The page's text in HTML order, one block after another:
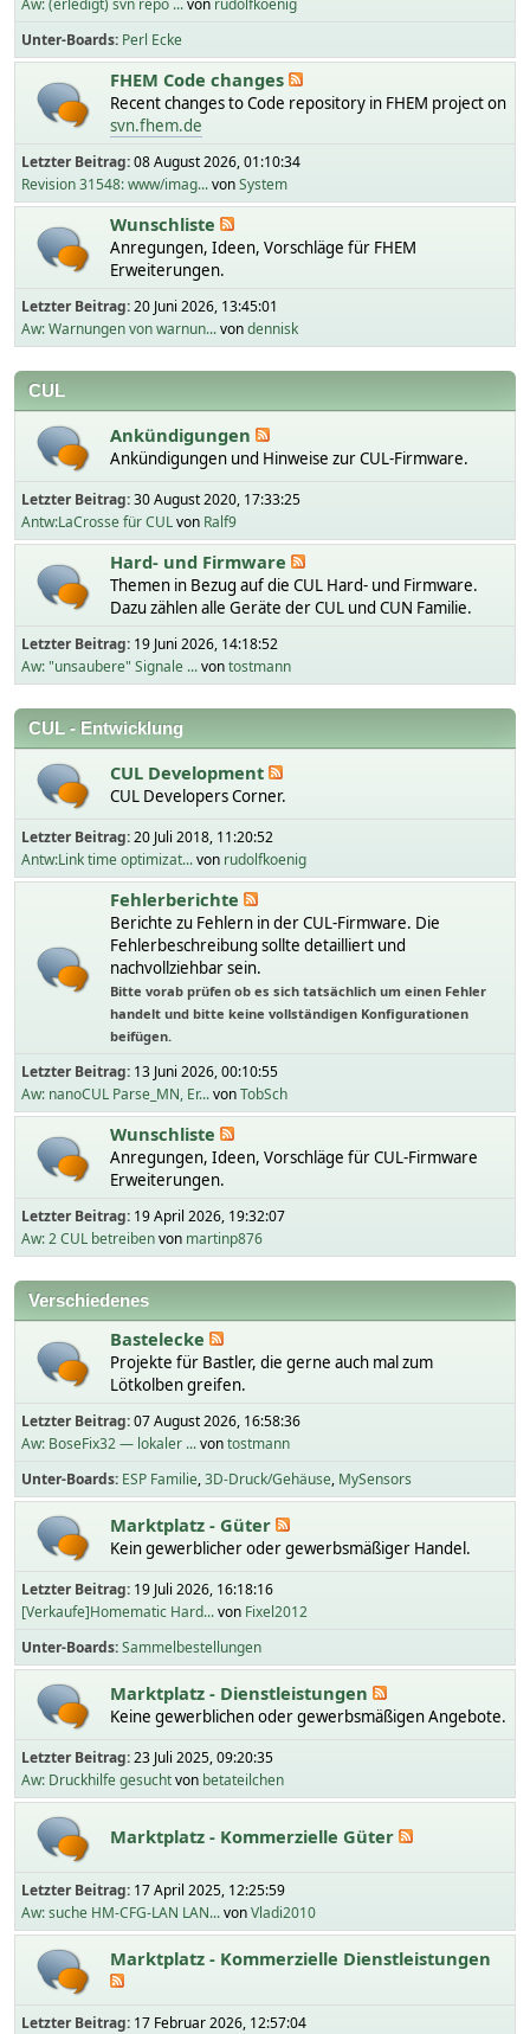
Aw: (erledigt) svn repo ...von rudolfkoenig
Unter-Boards Perl Ecke
FHEM Code changes
Recent changes to Code repository in FHEM project on
svn.fhem.de
Letzter Beitrag:08 August 2026, 01:10:34
Revision 31548: www/imag...vonSystem
Wunschliste
Anregungen, Ideen, Vorschläge für FHEM
Erweiterungen.
Letzter Beitrag:20 Juni 2026, 13:45:01
Aw: Warnungen von warnun...vondennisk
CUL
Ankündigungen
Ankündigungen und Hinweise zur CUL-Firmware.
Letzter Beitrag:30 August 2020, 17:33:25
Antw:LaCrosse für CULvon Ralf9
Hard- und Firmware
Themen in Bezug auf die CUL Hard- und Firmware.
Dazu zählen alle Geräte der CUL und CUN Familie.
Letzter Beitrag: 19 Juni 2026, 14:18:52
Aw: "unsaubere" Signale ...vontostmann
CUL - Entwicklung
CUL Development
CUL Developers Corner.
Letzter Beitrag:20 Juli 2018, 11:20:52
Antw:Link time optimizat...von rudolfkoenig
Fehlerberichte
Berichte zu Fehlern in der CUL-Firmware. Die
Fehlerbeschreibung sollte detailliert und
nachvollziehbar sein.
Bitte vorab prüfen ob es sich tatsächlich um einen Fehler
handelt und bitte keine vollständigen Konfigurationen
beifügen.
Letzter Beitrag: 13 Juni 2026, 00:10:55
Aw: nanoCUL Parse_MN, Er...vonTobSch
Wunschliste
Anregungen, Ideen, Vorschläge für CUL-Firmware
Erweiterungen.
Letzter Beitrag: 19 April 2026, 19:32:07
Aw: 2 CUL betreibenvon martinp876
Verschiedenes
Bastelecke
Projekte für Bastler, die gerne auch mal zum
Lötkolben greifen.
Letzter Beitrag:07 August 2026, 16:58:36
Aw: BoseFix32 — lokaler ...vontostmann
Unter-Boards ESP Familie 3D-Druck/Gehäuse MySensors
Marktplatz - Güter
Kein gewerblicher oder gewerbsmäßiger Handel.
Letzter Beitrag: 19 Juli 2026, 16:18:16
[Verkaufe]Homematic Hard...von Fixel2012
Unter-Boards Sammelbestellungen
Marktplatz - Dienstleistungen
Keine gewerblichen oder gewerbsmäßigen Angebote.
Letzter Beitrag:23 Juli 2025, 09:20:35
Aw: Druckhilfe gesuchtvon betateilchen
Marktplatz - Kommerzielle Güter
Letzter Beitrag: 17 April 2025, 12:25:59
Aw: suche HM-CFG-LAN LAN...vonVladi2010
Marktplatz - Kommerzielle Dienstleistungen
Letzter Beitrag: 17 Februar 2026, 12:57:04